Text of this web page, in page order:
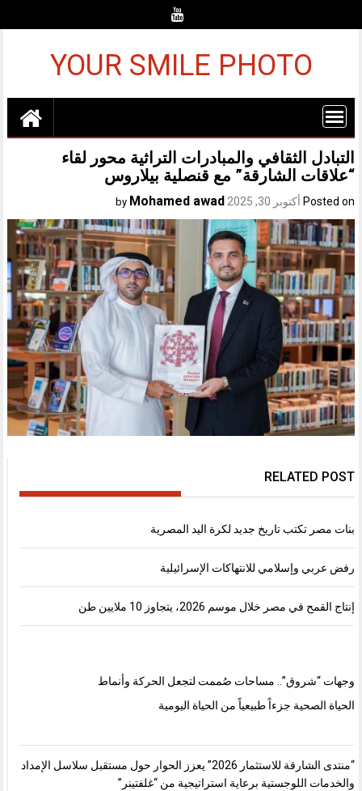
YOUR SMILE PHOTO
التبادل الثقافي والمبادرات التراثية محور لقاء
“علاقات الشارقة” مع قنصلية بيلاروس
Posted on أكتوبر 30, 2025 Mohamed awad
RELATED POST
بنات مصر تكتب تاريخ جديد لكرة اليد المصرية
رفض عربي وإسلامي للانتهاكات الإسرائيلية
إنتاج القمح في مصر خلال موسم 2026، يتجاوز 10 ملايين طن
وجهات “شروق”.. مساحات صُممت لتجعل الحركة وأنماط
الحياة الصحية جزءاً طبيعياً من الحياة اليومية
“منتدى الشارقة للاستثمار 2026” يعزز الحوار حول مستقبل سلاسل الإمداد
والخدمات اللوجستية برعاية استراتيجية من “غلفتينر”